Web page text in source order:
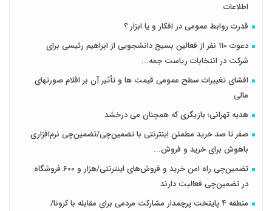
اطلاعات
قدرت روابط عمومی در افکار و یا ابزار ؟
دعوت 110 نفر از فعالین بسیج دانشجویی از ابراهیم رئیسی برای
شرکت در انتخابات ریاست جمه...
افشای تغییرات سطح عمومی قیمت ها و تأثیر آن بر اقلام صورتهای
مالی
هدیه تهرانی؛ بازیگری که همچنان می درخشد
صفر تا صد خرید مطمئن اینترنتی با تضمین‌چی/تضمین‌چی نرم‌افزاری
باهوش برای خرید و فروش‌...
تضمین‌چی راه امن خرید و فروش‌های اینترنتی/هزار و ۶۰۰ فروشگاه
در تضمین‌چی فعالیت دارند
منطقه 4 پایتخت پرچمدار مشارکت مردمی برای مقابله با کرونا/